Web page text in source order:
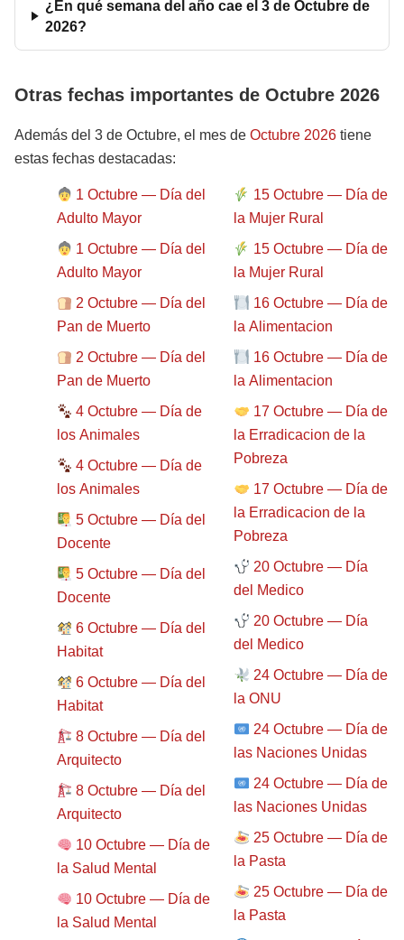
¿En qué semana del año cae el 3 de Octubre de
2026?
Otras fechas importantes de Octubre 2026
Además del 3 de Octubre, el mes de Octubre 2026 tiene
estas fechas destacadas:
1 Octubre — Día del
Adulto Mayor
1 Octubre — Día del
Adulto Mayor
2 Octubre — Día del
Pan de Muerto
2 Octubre — Día del
Pan de Muerto
4 Octubre — Día de
los Animales
4 Octubre — Día de
los Animales
5 Octubre — Día del
Docente
5 Octubre — Día del
Docente
6 Octubre — Día del
Habitat
6 Octubre — Día del
Habitat
8 Octubre — Día del
Arquitecto
8 Octubre — Día del
Arquitecto
10 Octubre — Día de
la Salud Mental
10 Octubre — Día de
la Salud Mental
15 Octubre — Día de
la Mujer Rural
15 Octubre — Día de
la Mujer Rural
16 Octubre — Día de
la Alimentacion
16 Octubre — Día de
la Alimentacion
17 Octubre — Día de
la Erradicacion de la
Pobreza
17 Octubre — Día de
la Erradicacion de la
Pobreza
20 Octubre — Día
del Medico
20 Octubre — Día
del Medico
24 Octubre — Día de
la ONU
24 Octubre — Día de
las Naciones Unidas
24 Octubre — Día de
las Naciones Unidas
25 Octubre — Día de
la Pasta
25 Octubre — Día de
la Pasta